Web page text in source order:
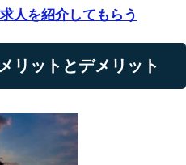
人を紹介してもらう
リットとデメリット